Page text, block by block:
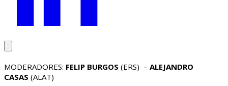
MODERADORES: FELIP BURGOS (ERS) – ALEJANDRO
CASAS (ALAT)